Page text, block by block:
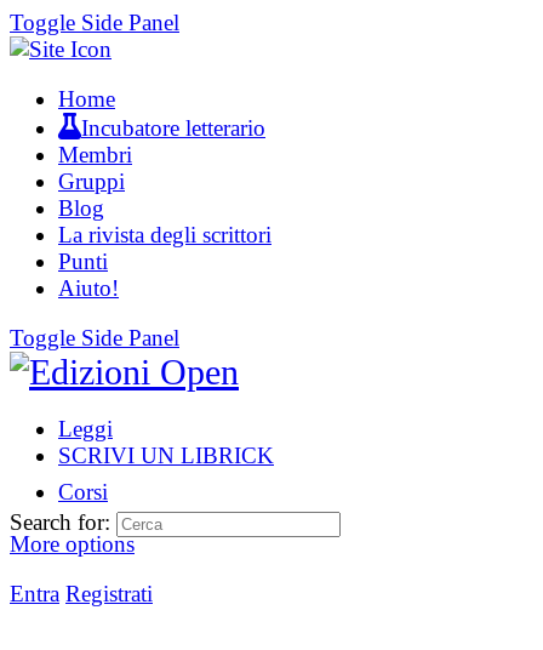
Toggle Side Panel
Home
Incubatore letterario
Membri
Gruppi
Blog
La rivista degli scrittori
Punti
Aiuto!
Toggle Side Panel
Leggi
SCRIVI UN LIBRICK
Corsi
More options
Entra Registrati
Search for: